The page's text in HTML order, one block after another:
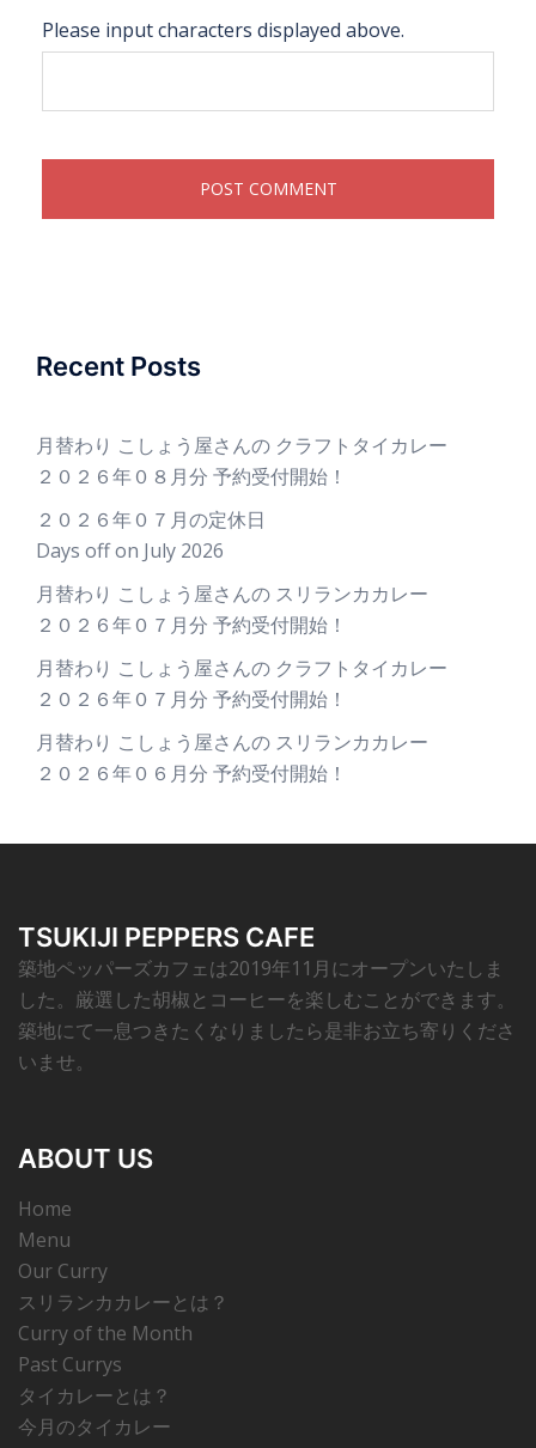
Please input characters displayed above.
Recent Posts
月替わり こしょう屋さんの クラフトタイカレー
２０２６年０８月分 予約受付開始！
２０２６年０７月の定休日
Days off on July 2026
月替わり こしょう屋さんの スリランカカレー
２０２６年０７月分 予約受付開始！
月替わり こしょう屋さんの クラフトタイカレー
２０２６年０７月分 予約受付開始！
月替わり こしょう屋さんの スリランカカレー
２０２６年０６月分 予約受付開始！
TSUKIJI PEPPERS CAFE
築地ペッパーズカフェは2019年11月にオープンいたしま
した。厳選した胡椒とコーヒーを楽しむことができます。
築地にて一息つきたくなりましたら是非お立ち寄りくださ
いませ。
ABOUT US
Home
Menu
Our Curry
スリランカカレーとは？
Curry of the Month
Past Currys
タイカレーとは？
今月のタイカレー